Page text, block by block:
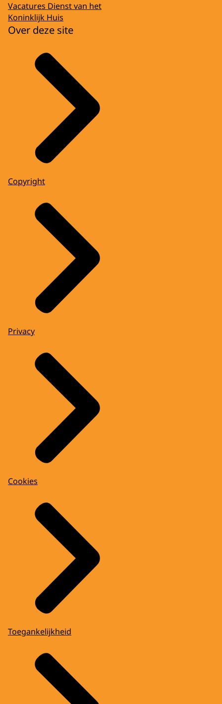
Vacatures Dienst van het
Koninklijk Huis
Over deze site
Copyright
Privacy
Cookies
Toegankelijkheid